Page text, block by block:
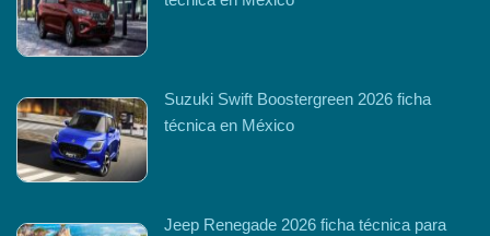
Suzuki Swift Boostergreen 2026 ficha
técnica en México
Jeep Renegade 2026 ficha técnica para